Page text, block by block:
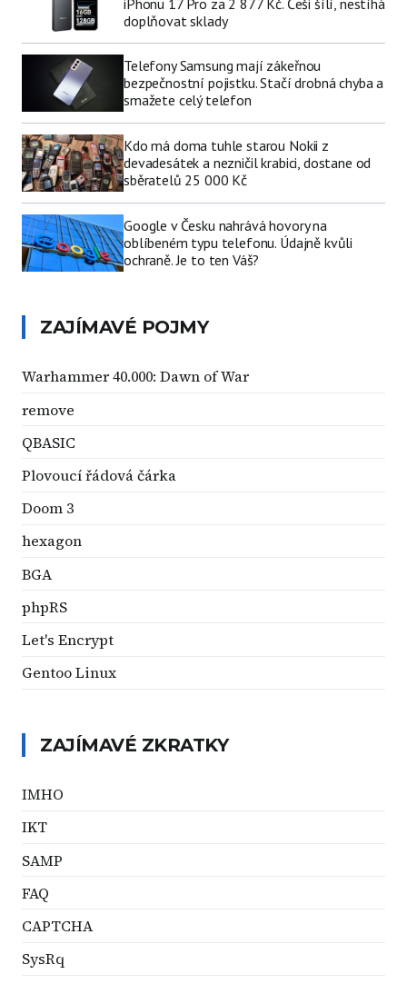
doplňovat sklady
Telefony Samsung mají zákeřnou
bezpečnostní pojistku. Stačí drobná chyba a
smažete celý telefon
Kdo má doma tuhle starou Nokii z
devadesátek a nezničil krabici, dostane od
sběratelů 25 000 Kč
Google v Česku nahrává hovory na
oblíbeném typu telefonu. Údajně kvůli
ochraně. Je to ten Váš?
ZAJÍMAVÉ POJMY
Warhammer 40.000: Dawn of War
remove
QBASIC
Plovoucí řádová čárka
Doom 3
hexagon
BGA
phpRS
Let's Encrypt
Gentoo Linux
ZAJÍMAVÉ ZKRATKY
IMHO
IKT
SAMP
FAQ
CAPTCHA
SysRq